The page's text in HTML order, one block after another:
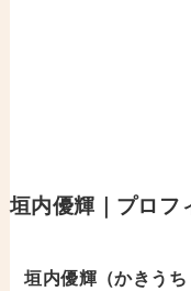
垣内優輝｜プロフ
垣内優輝（かきう